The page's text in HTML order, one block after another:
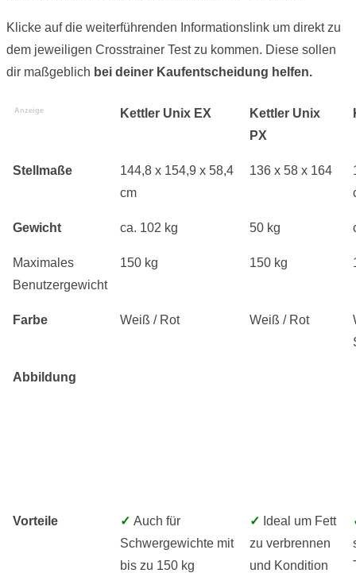
Klicke auf die weiterführenden Informationslink um direkt zu
dem jeweiligen Crosstrainer Test zu kommen. Diese sollen
dir maßgeblich bei deiner Kaufentscheidung helfen.
Anzeige Kettler Unix EX
Kettler Unix
PX
Stellmaße
144,8 x 154,9 x 58,4
cm
136 x 58 x 164
Gewicht ca. 102 kg 50 kg
Maximales
Benutzergewicht
150 kg 150 kg
Farbe Weiß / Rot Weiß / Rot
Abbildung
Vorteile ✓ Auch für
Schwergewichte mit
bis zu 150 kg
✓ Ideal um Fett
zu verbrennen
und Kondition